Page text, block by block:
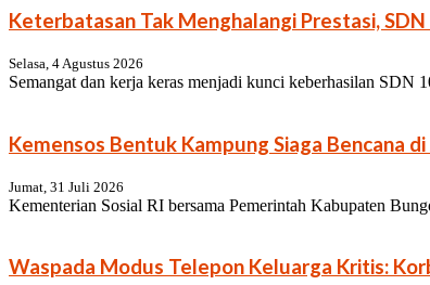
Keterbatasan Tak Menghalangi Prestasi,
Selasa, 4 Agustus 2026
Semangat dan kerja keras menjadi kunci keberhasilan SDN
Kemensos Bentuk Kampung Siaga Bencana
Jumat, 31 Juli 2026
Kementerian Sosial RI bersama Pemerintah Kabupaten
Waspada Modus Telepon Keluarga Kritis: